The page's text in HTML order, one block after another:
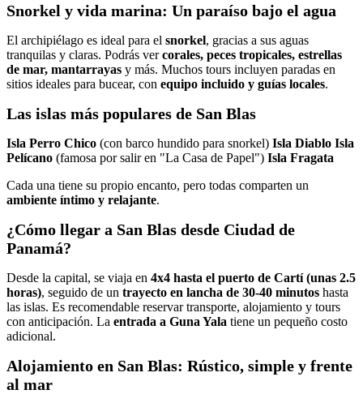
Snorkel y vida marina: Un paraíso bajo el agua
El archipiélago es ideal para el snorkel, gracias a sus aguas
tranquilas y claras. Podrás vercorales, peces tropicales, estrellas
de mar, mantarrayas y más. Muchos tours incluyen paradas en
sitios ideales para bucear, con equipo incluido y guías locales.
Las islas más populares de San Blas
Isla Perro Chico (con barco hundido para snorkel) Isla Diablo Isla
Pelícano (famosa por salir en "La Casa de Papel") Isla Fragata
Cada una tiene su propio encanto, pero todas comparten un
ambiente íntimo y relajante.
¿Cómo llegar a San Blas desde Ciudad de
Panamá?
Desde la capital, se viaja en 4x4 hasta el puerto de Cartí (unas 2.5
horas), seguido de un trayecto en lancha de 30-40 minutos hasta
las islas. Es recomendable reservar transporte, alojamiento y tours
con anticipación. La entrada a Guna Yala tiene un pequeño costo
adicional.
Alojamiento en San Blas: Rústico, simple y frente
al mar